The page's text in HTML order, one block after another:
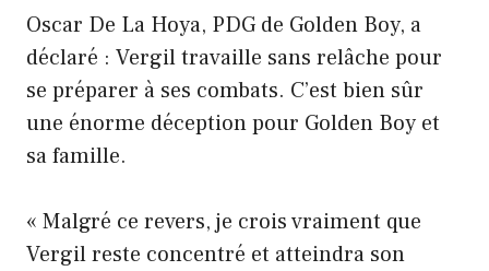
Oscar De La Hoya, PDG de Golden Boy, a
déclaré : Vergil travaille sans relâche pour
se préparer à ses combats. C’est bien sûr
une énorme déception pour Golden Boy et
sa famille.
« Malgré ce revers, je crois vraiment que
Vergil reste concentré et atteindra son